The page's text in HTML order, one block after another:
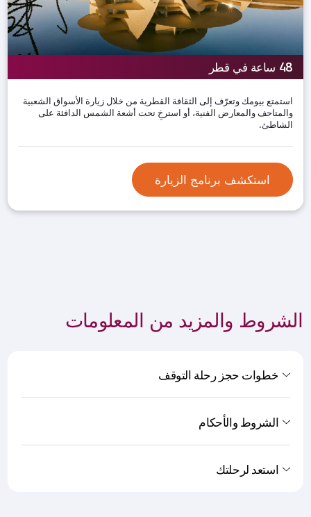
48 ساعة في قطر
استمتع بيومك وتعرّف إلى الثقافة القطرية من خلال زيارة الأسواق الشعبية
والمتاحف والمعارض الفنية، أو استرخِ تحت أشعة الشمس الدافئة على
الشاطئ.
استكشف برنامج الزيارة
الشروط والمزيد من المعلومات
خطوات حجز رحلة التوقف
الشروط والأحكام
استعد لرحلتك